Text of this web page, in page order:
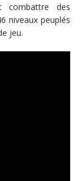
combattre des
niveaux peuplés
jeu.